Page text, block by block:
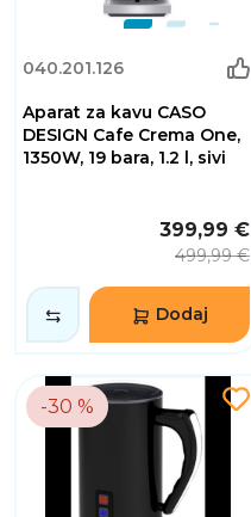
040.201.126
Aparat za kavu CASO
DESIGN Cafe Crema One,
1350W, 19 bara, 1.2 l, sivi
399,99 €
499,99 €
Dodaj
-30 %